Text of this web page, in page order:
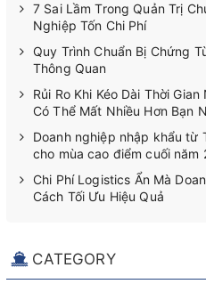
7 Sai Lầm Trong Quản Trị
Nghiệp Tốn Chi Phí
Quy Trình Chuẩn Bị Chứng
Thông Quan
Rủi Ro Khi Kéo Dài Thời
Có Thể Mất Nhiều Hơn Bạn
Doanh nghiệp nhập khẩu từ
cho mùa cao điểm cuối năm
Chi Phí Logistics Ẩn Mà
Cách Tối Ưu Hiệu Quả
CATEGORY